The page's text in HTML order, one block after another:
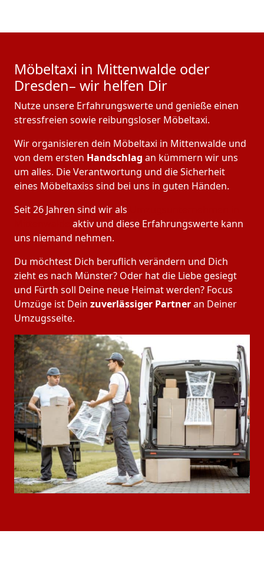
Möbeltaxi in Mittenwalde oder
Dresden– wir helfen Dir
Nutze unsere Erfahrungswerte und genieße einen
stressfreien sowie reibungsloser Möbeltaxi.
Wir organisieren dein Möbeltaxi in Mittenwalde und
von dem ersten Handschlag an kümmern wir uns
um alles. Die Verantwortung und die Sicherheit
eines Möbeltaxiss sind bei uns in guten Händen.
Seit 26 Jahren sind wir als
aktiv und diese Erfahrungswerte kann
uns niemand nehmen.
Du möchtest Dich beruflich verändern und Dich
zieht es nach Münster? Oder hat die Liebe gesiegt
und Fürth soll Deine neue Heimat werden? Focus
Umzüge ist Dein zuverlässiger Partneran Deiner
Umzugsseite.